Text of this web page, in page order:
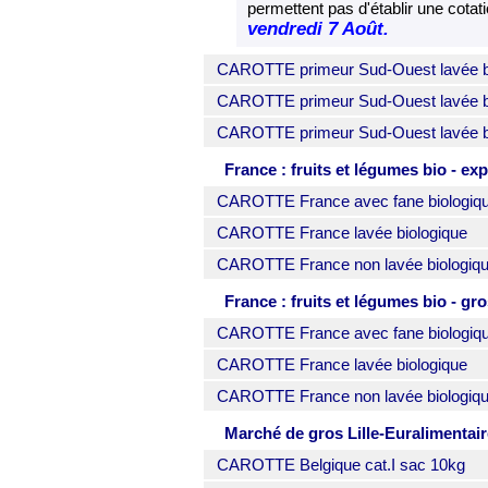
permettent pas d'établir une
vendredi 7 Août.
CAROTTE primeur Sud-Ouest lavée
CAROTTE primeur Sud-Ouest lavée
CAROTTE primeur Sud-Ouest lavée
France : fruits et légumes bio -
CAROTTE France avec fane
CAROTTE France lavée biologique
CAROTTE France non lavée
France : fruits et légumes bio -
CAROTTE France avec fane
CAROTTE France lavée biologique
CAROTTE France non lavée
Marché de gros Lille-
CAROTTE Belgique cat.I sac 10kg